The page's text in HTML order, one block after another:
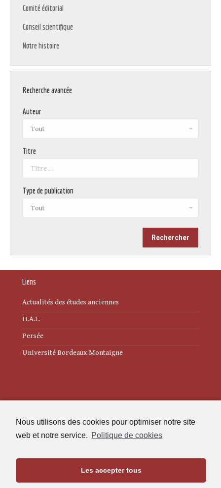
Nous utilisons des cookies pour optimiser notre site
web et notre service. Politique de cookies
Les accepter tous
Comité éditorial
Conseil scientifique
Notre histoire
Recherche avancée
Auteur
Titre
Type de publication
Liens
Actualités des études anciennes
H.A.L.
Persée
Université Bordeaux Montaigne
Politique de cookies (UE)
Maison de l'Archéologie